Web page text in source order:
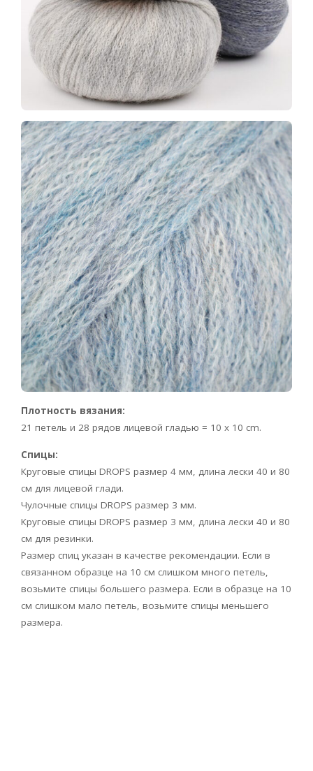
Плотность вязания:
21 петель и 28 рядов лицевой гладью = 10 x 10 cm.
Спицы:
Круговые спицы DROPS размер 4 мм, длина лески 40 и 80
см для лицевой глади.
Чулочные спицы DROPS размер 3 мм.
Круговые спицы DROPS размер 3 мм, длина лески 40 и 80
см для резинки.
Размер спиц указан в качестве рекомендации. Если в
связанном образце на 10 см слишком много петель,
возьмите спицы большего размера. Если в образце на 10
см слишком мало петель, возьмите спицы меньшего
размера.